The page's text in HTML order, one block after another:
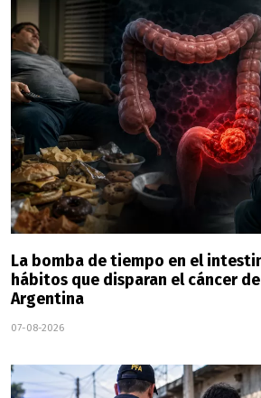
La bomba de tiempo en el
hábitos que disparan el cáncer
Argentina
07-08-2026